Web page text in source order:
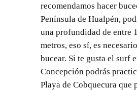
recomendamos hacer
Península de Hualpén,
una profundidad de entre
metros, eso sí, es
bucear. Si te gusta el surf
Concepción podrás
Playa de Cobquecura que